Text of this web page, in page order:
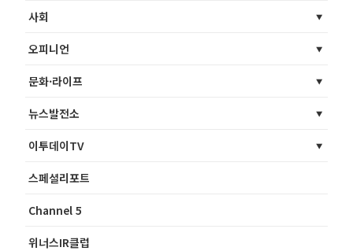
사회
오피니언
문화·라이프
뉴스발전소
이투데이TV
스페셜리포트
Channel 5
위너스IR클럽